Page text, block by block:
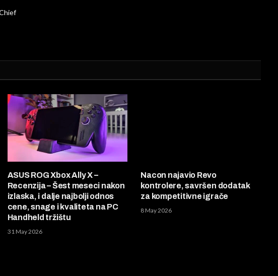
ASUS ROG Xbox Ally X –
Recenzija – Šest meseci nakon
izlaska, i dalje najbolji odnos
cene, snage i kvaliteta na PC
Handheld tržištu
31 May 2026
Nacon najavio Revo
kontrolere, savršen dodatak
za kompetitivne igrače
8 May 2026